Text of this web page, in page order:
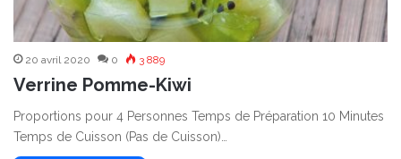
20 avril 2020 0 3 889
Verrine Pomme-Kiwi
Proportions pour 4 Personnes Temps de Préparation 10 Minutes
Temps de Cuisson (Pas de Cuisson)…